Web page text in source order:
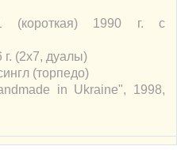
(короткая) 1990 г. с
(2х7, дуалы)
(торпедо)
in Ukraine", 1998,